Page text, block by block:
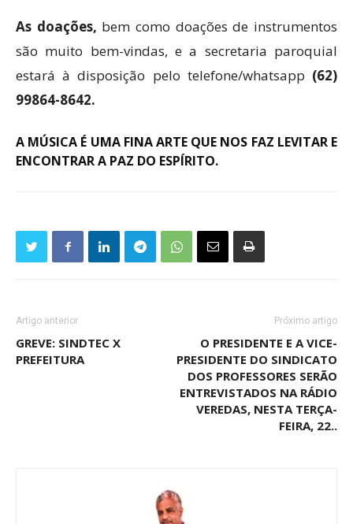
As doações, bem como doações de instrumentos
são muito bem-vindas, e a secretaria paroquial
estará à disposição pelo telefone/whatsapp (62)
99864-8642.
A MÚSICA É UMA FINA ARTE QUE NOS FAZ LEVITAR E
ENCONTRAR A PAZ DO ESPÍRITO.
Artigo anterior
GREVE: SINDTEC X
PREFEITURA
Próximo artigo
O PRESIDENTE E A VICE-
PRESIDENTE DO SINDICATO
DOS PROFESSORES SERÃO
ENTREVISTADOS NA RÁDIO
VEREDAS, NESTA TERÇA-
FEIRA, 22..